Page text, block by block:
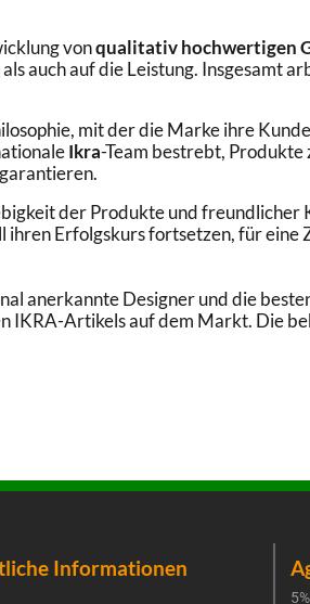
vonqualitativ hochwertigen
auch auf die Leistung. Insgesamt
mit der die Marke ihre
Ikra-Team bestrebt, Produkte
der Produkte und freundlicher
ihren Erfolgskurs fortsetzen, für eine
anerkannte Designer und die
IKRA-Artikels auf dem Markt. Die
Informationen